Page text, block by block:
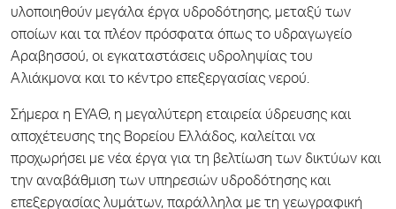
υλοποιηθούν μεγάλα έργα υδροδότησης, μεταξύ των
οποίων και τα πλέον πρόσφατα όπως το υδραγωγείο
Αραβησσού, οι εγκαταστάσεις υδροληψίας του
Αλιάκμονα και το κέντρο επεξεργασίας νερού.
Σήμερα η ΕΥΑΘ, η μεγαλύτερη εταιρεία ύδρευσης και
αποχέτευσης της Βορείου Ελλάδος, καλείται να
προχωρήσει με νέα έργα για τη βελτίωση των δικτύων και
την αναβάθμιση των υπηρεσιών υδροδότησης και
επεξεργασίας λυμάτων, παράλληλα με τη γεωγραφική